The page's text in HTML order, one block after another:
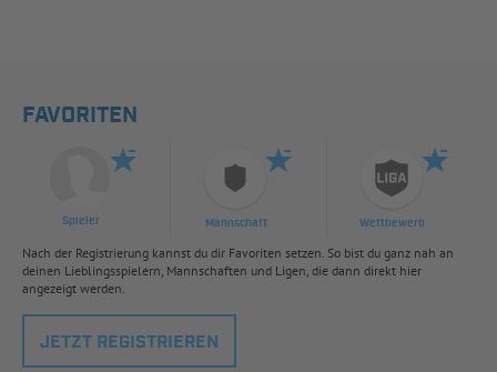
FAVORITEN
Spieler Mannschaft Wettbewerb
Nach der Registrierung kannst du dir Favoriten setzen. So bist du ganz nah an
deinen Lieblingsspielern, Mannschaften und Ligen, die dann direkt hier
angezeigt werden.
JETZT REGISTRIEREN